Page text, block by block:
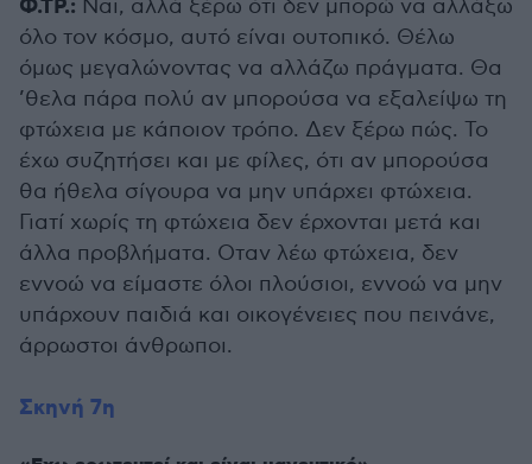
Φ.ΤΡ.: Ναι, αλλά ξέρω ότι δεν μπορώ να αλλάξω
όλο τον κόσμο, αυτό είναι ουτοπικό. Θέλω
όμως μεγαλώνοντας να αλλάζω πράγματα. Θα
’θελα πάρα πολύ αν μπορούσα να εξαλείψω τη
φτώχεια με κάποιον τρόπο. Δεν ξέρω πώς. Το
έχω συζητήσει και με φίλες, ότι αν μπορούσα
θα ήθελα σίγουρα να μην υπάρχει φτώχεια.
Γιατί χωρίς τη φτώχεια δεν έρχονται μετά και
άλλα προβλήματα. Οταν λέω φτώχεια, δεν
εννοώ να είμαστε όλοι πλούσιοι, εννοώ να μην
υπάρχουν παιδιά και οικογένειες που πεινάνε,
άρρωστοι άνθρωποι.
Σκηνή 7η